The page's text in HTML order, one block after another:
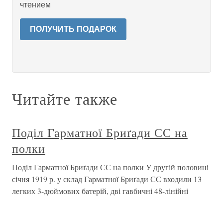
чтением
ПОЛУЧИТЬ ПОДАРОК
Читайте также
Поділ Гарматної Бриґади СС на
полки
Поділ Гарматної Бриґади СС на полки У другій половині
січня 1919 р. у склад Гарматної Бриґади СС входили 13
легких 3-дюймових батерій, дві гавбичні 48-лінійні